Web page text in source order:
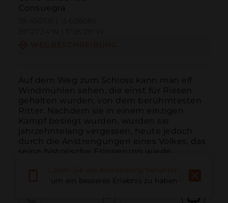
Consuegra
Auf dem Weg zum Schloss kann man elf
Windmühlen sehen, die einst für Riesen
gehalten wurden, von dem berühmtesten
Ritter. Nachdem sie in einem einzigen
Kampf besiegt wurden, wurden sie
jahrzehntelang vergessen, heute jedoch
durch die Anstrengungen eines Volkes, das
seine historische Erinnerung wiede...
um ein besseres Erlebnis zu haben